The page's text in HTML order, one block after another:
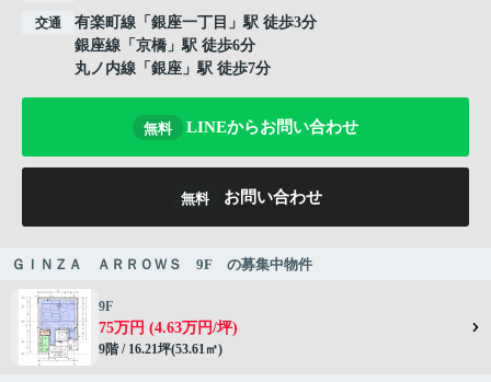
交通 有楽町線 「 銀座一丁目 」駅 徒歩3分
銀座線 「 京橋 」駅 徒歩6分
丸ノ内線 「 銀座 」駅 徒歩7分
無料 LINEからお問い合わせ
無料 お問い合わせ
ＧＩＮＺＡ ＡＲＲＯＷＳ 9F の募集中物件
9F
75万円 (4.63万円/坪)
9階 / 16.21坪(53.61㎡)